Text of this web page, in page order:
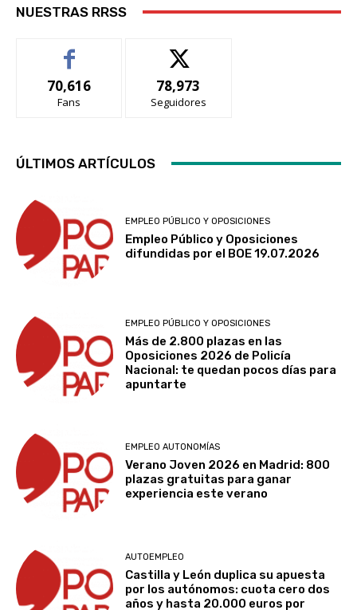
NUESTRAS RRSS
70,616
Fans
78,973
Seguidores
ÚLTIMOS ARTÍCULOS
EMPLEO PÚBLICO Y OPOSICIONES
Empleo Público y Oposiciones
difundidas por el BOE 19.07.2026
EMPLEO PÚBLICO Y OPOSICIONES
Más de 2.800 plazas en las
Oposiciones 2026 de Policía
Nacional: te quedan pocos días para
apuntarte
EMPLEO AUTONOMÍAS
Verano Joven 2026 en Madrid: 800
plazas gratuitas para ganar
experiencia este verano
AUTOEMPLEO
Castilla y León duplica su apuesta
por los autónomos: cuota cero dos
años y hasta 20.000 euros por